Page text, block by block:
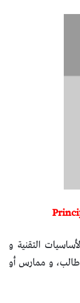
التقنية و
و ممارس أو